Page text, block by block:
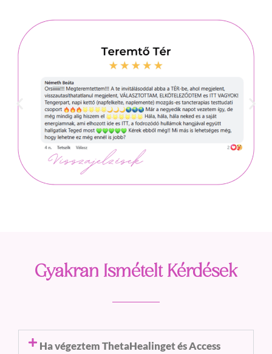
Gyakran Ismételt Kérdések
Ha végeztem ThetaHealinget és Access